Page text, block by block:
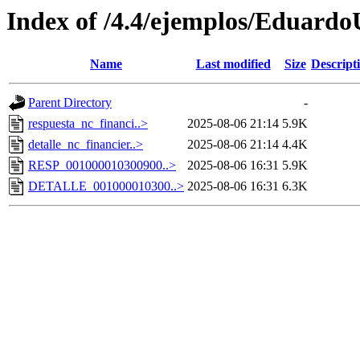
Index of /4.4/ejemplos/
Name Last modified Size
Parent Directory
-
respuesta_nc_financi..>
2025-08-06 21:14 5.9K
detalle_nc_financier..>
2025-08-06 21:14 4.4K
RESP_001000010300900..>
2025-08-06 16:31 5.9K
DETALLE_001000010300..> 2025-08-06 16:31 6.3K